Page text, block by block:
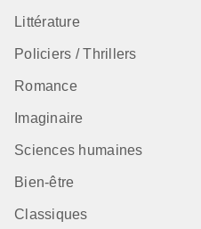
Littérature
Policiers / Thrillers
Romance
Imaginaire
Sciences humaines
Bien-être
Classiques